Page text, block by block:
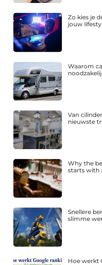
Zo kies je
jouw
Waarom
Van
nieuwste
Why the
starts with
Snellere
slimme
Hoe werkt